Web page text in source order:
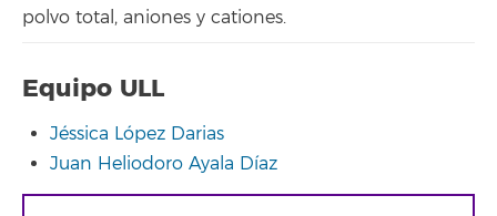
polvo total, aniones y cationes.
Equipo ULL
Jéssica López Darias
Juan Heliodoro Ayala Díaz